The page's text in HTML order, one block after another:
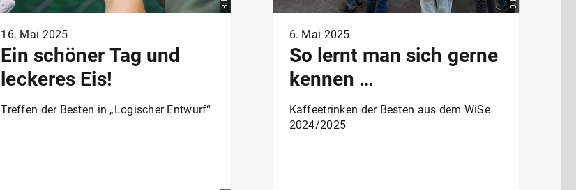
16. Mai 2025
Ein schöner Tag und
leckeres Eis!
Treffen der Besten in „Logischer Entwurf“
6. Mai 2025
So lernt man sich gerne
kennen …
Kaffeetrinken der Besten aus dem WiSe
2024/2025